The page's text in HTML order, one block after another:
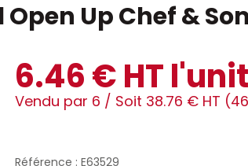
Up Chef &
6.46 € HT
Vendu par 6 / Soit 38.76 € HT
Référence : E63529